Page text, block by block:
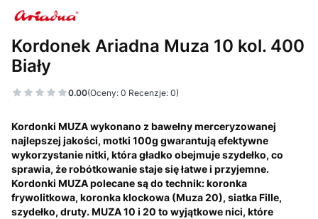
Kordonek Ariadna Muza 10 kol. 400
Biały
0.00(Oceny: 0 Recenzje: 0)
Kordonki MUZA wykonano z bawełny merceryzowanej
najlepszej jakości, motki 100g gwarantują efektywne
wykorzystanie nitki, która gładko obejmuje szydełko, co
sprawia, że robótkowanie staje się łatwe i przyjemne.
Kordonki MUZA polecane są do technik: koronka
frywolitkowa, koronka klockowa (Muza 20), siatka Fille,
szydełko, druty. MUZA 10 i 20 to wyjątkowe nici, które